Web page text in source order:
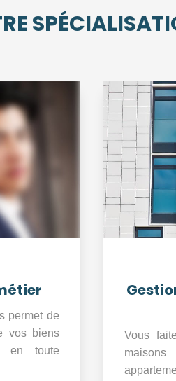
permet de
vos biens
en toute
Vous